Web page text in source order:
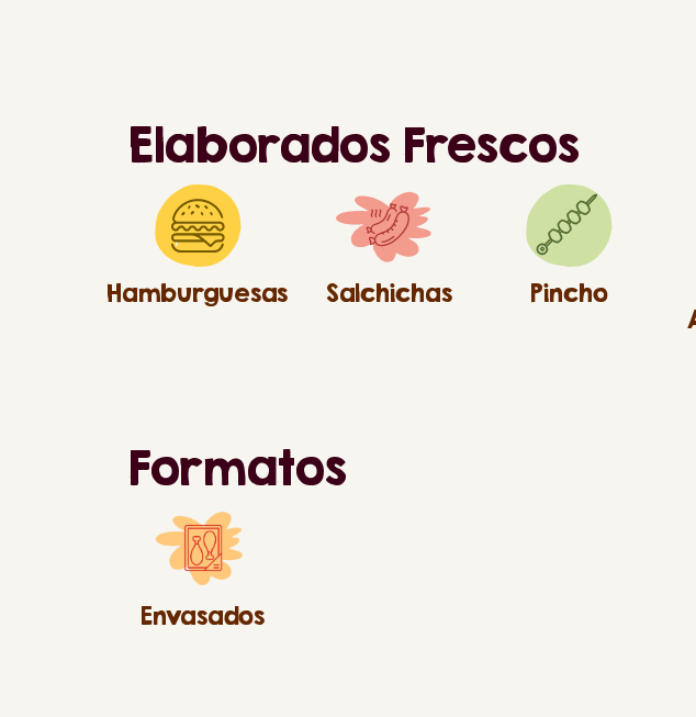
Elaborados Frescos
Hamburguesas Salchichas Pincho
Formatos
Envasados